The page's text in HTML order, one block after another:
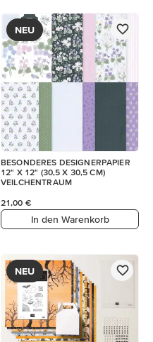
NEU
BESONDERES DESIGNERPAPIER
12" X 12" (30,5 X 30,5 CM)
VEILCHENTRAUM
21,00 €
In den Warenkorb
NEU